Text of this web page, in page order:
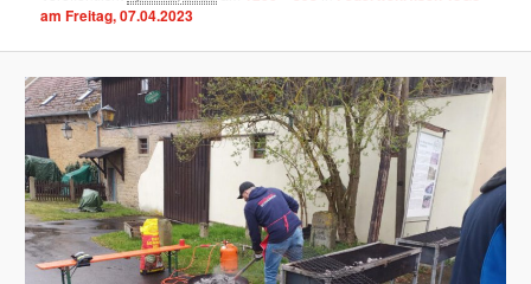
am Freitag, 07.04.2023